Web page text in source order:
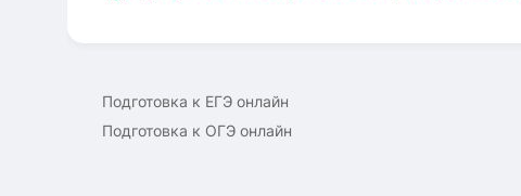
Подготовка к ЕГЭ онлайн
Подготовка к ОГЭ онлайн